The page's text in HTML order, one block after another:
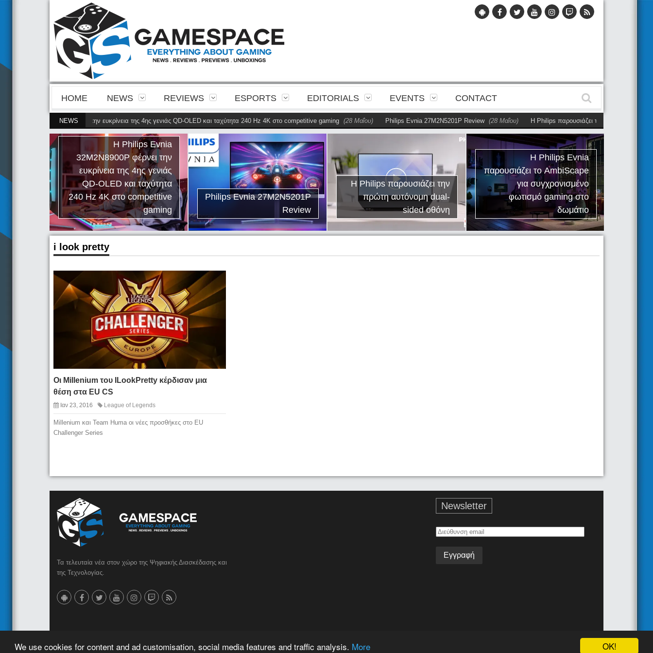
OK!
We use cookies for content and ad customisation, social media features and traffic analysis. More
HOME NEWS REVIEWS ESPORTS EDITORIALS EVENTS CONTACT
NEWS
32M2N8900P φέρνει την ευκρίνεια της 4ης γενιάς QD-OLED και ταχύτητα 240 Hz 4K στο competitive gaming (28 Μαΐου) Philips Evnia 27M2N5201P Review (28 Μαΐου) Η Philips παρουσιάζει την πρώτη αυτόνομη
Η Philips Evnia
32M2N8900P φέρνει την
ευκρίνεια της 4ης γενιάς
QD-OLED και ταχύτητα
240 Hz 4K στο competitive
gaming
Philips Evnia 27M2N5201P
Review
Η Philips παρουσιάζει την
πρώτη αυτόνομη dual-
sided οθόνη
Η Philips Evnia
παρουσιάζει το AmbiScape
για συγχρονισμένο
φωτισμό gaming στο
δωμάτιο
i look pretty
Οι Millenium του ILookPretty κέρδισαν μια
θέση στα EU CS
Ιαν 23, 2016 League of Legends
Millenium και Team Huma οι νέες προσθήκες στο EU
Challenger Series
Τα τελευταία νέα στον χώρο της Ψηφιακής Διασκέδασης και
της Τεχνολογίας.
Newsletter
Διεύθυνση
Join the team!